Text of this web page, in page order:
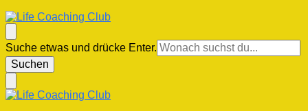
Life Coaching Club
Für Deine Lebenskompetenz
Suchst
du
nach
Suche etwas und drücke Enter.